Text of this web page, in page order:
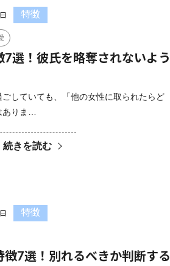
特徴
選！彼氏を略奪されないよう
していても、「他の女性に取られたらど
ありま…
続きを読む
特徴
7選！別れるべきか判断する